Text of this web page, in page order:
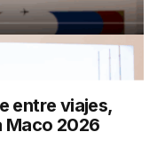
entre viajes,
Maco 2026